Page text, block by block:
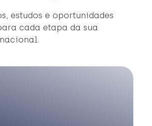
estudos e oportunidades
cada etapa da sua